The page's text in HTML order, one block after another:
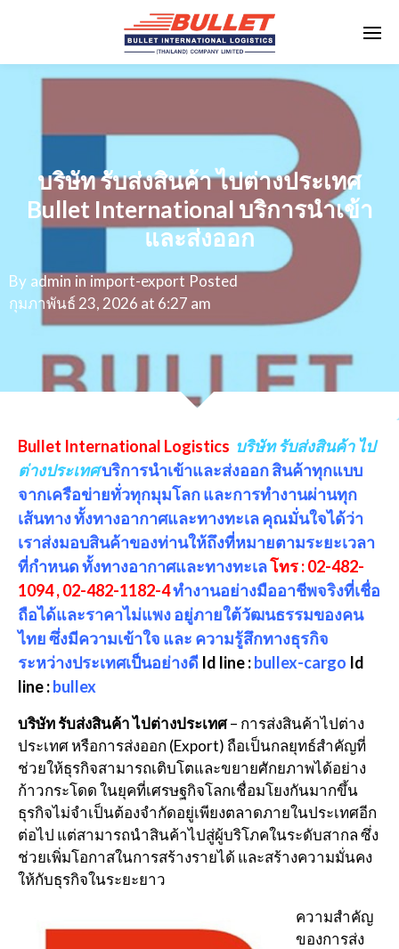
บริษัท รับส่งสินค้า ไปต่างประเทศ
Bullet International บริการนำเข้า
และส่งออก
By admin in import-export Posted
กุมภาพันธ์ 23, 2026 at 6:27 am
Bullet International Logistics บริษัท รับส่งสินค้า ไป
ต่างประเทศบริการนำเข้าและส่งออก สินค้าทุกแบบ
จากเครือข่ายทั่วทุกมุมโลก และการทำงานผ่านทุก
เส้นทาง ทั้งทางอากาศและทางทะเล คุณมั่นใจได้ว่า
เราส่งมอบสินค้าของท่านให้ถึงที่หมายตามระยะเวลา
ที่กำหนด ทั้งทางอากาศและทางทะเลโทร : 02-482-
1094 , 02-482-1182-4ทำงานอย่างมืออาชีพจริงที่เชื่อ
ถือได้และราคาไม่แพง อยู่ภายใต้วัฒนธรรมของคน
ไทย ซึ่งมีความเข้าใจ และ ความรู้สึกทางธุรกิจ
ระหว่างประเทศเป็นอย่างดี Id line :bullex-cargo Id
line :bullex
บริษัท รับส่งสินค้า ไปต่างประเทศ– การส่งสินค้าไปต่าง
ประเทศ หรือการส่งออก (Export) ถือเป็นกลยุทธ์สำคัญที่
ช่วยให้ธุรกิจสามารถเติบโตและขยายศักยภาพได้อย่าง
ก้าวกระโดด ในยุคที่เศรษฐกิจโลกเชื่อมโยงกันมากขึ้น
ธุรกิจไม่จำเป็นต้องจำกัดอยู่เพียงตลาดภายในประเทศอีก
ต่อไป แต่สามารถนำสินค้าไปสู่ผู้บริโภคในระดับสากล ซึ่ง
ช่วยเพิ่มโอกาสในการสร้างรายได้ และสร้างความมั่นคง
ให้กับธุรกิจในระยะยาว
ความสำคัญ
ของการส่ง